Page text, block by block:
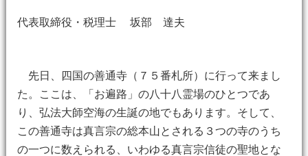
代表取締役・税理士 坂部 達夫
先日、四国の善通寺（７５番札所）に行って来まし
た。ここは、「お遍路」の八十八霊場のひとつであ
り、弘法大師空海の生誕の地でもあります。そして、
この善通寺は真言宗の総本山とされる３つの寺のうち
の一つに数えられる、いわゆる真言宗信徒の聖地とな